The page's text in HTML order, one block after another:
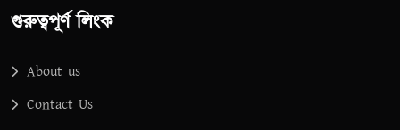
গুরুত্বপূর্ণ লিংক
About us
Contact Us